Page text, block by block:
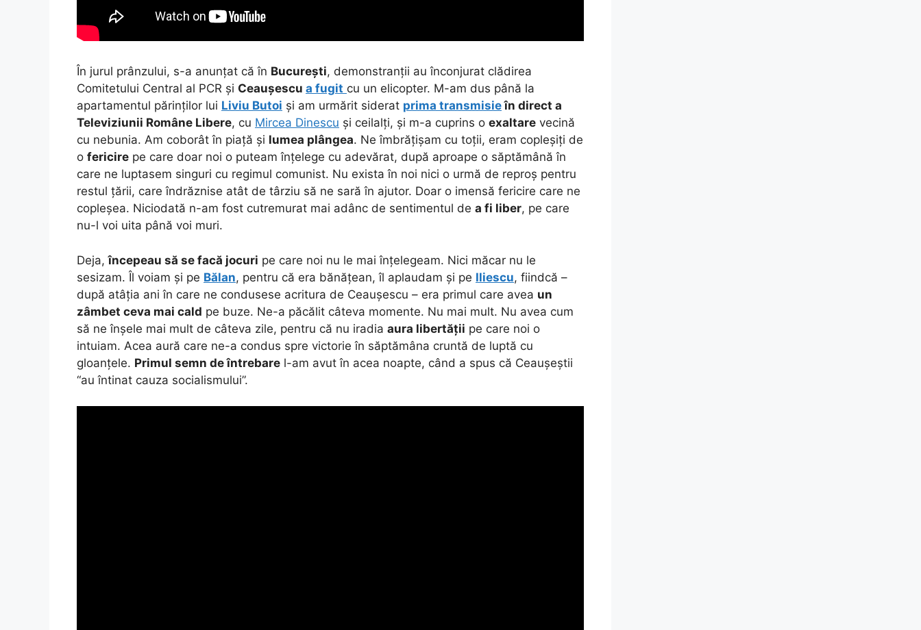
În jurul prânzului, s-a anunțat că în București, demonstranții au înconjurat clădirea
Comitetului Central al PCR și Ceaușescu a fugit cu un elicopter. M-am dus până la
apartamentul părinților lui Liviu Butoi și am urmărit siderat prima transmisieîn direct a
Televiziunii Române Libere, cu Mircea Dinescu și ceilalți, și m-a cuprins o exaltare vecină
cu nebunia. Am coborât în piață și lumea plângea. Ne îmbrățișam cu toții, eram copleșiți de
o fericire pe care doar noi o puteam înțelege cu adevărat, după aproape o săptămână în
care ne luptasem singuri cu regimul comunist. Nu exista în noi nici o urmă de reproș pentru
restul țării, care îndrăznise atât de târziu să ne sară în ajutor. Doar o imensă fericire care ne
copleșea. Niciodată n-am fost cutremurat mai adânc de sentimentul de a fi liber, pe care
nu-l voi uita până voi muri.
Deja,începeau să se facă jocuri pe care noi nu le mai înțelegeam. Nici măcar nu le
sesizam. Îl voiam și pe Bălan, pentru că era bănățean, îl aplaudam și pe Iliescu, fiindcă –
după atâția ani în care ne condusese acritura de Ceaușescu – era primul care avea un
zâmbet ceva mai cald pe buze. Ne-a păcălit câteva momente. Nu mai mult. Nu avea cum
să ne înșele mai mult de câteva zile, pentru că nu iradia aura libertății pe care noi o
intuiam. Acea aură care ne-a condus spre victorie în săptămâna cruntă de luptă cu
gloanțele. Primul semn de întrebare l-am avut în acea noapte, când a spus că Ceaușeștii
“au întinat cauza socialismului”.